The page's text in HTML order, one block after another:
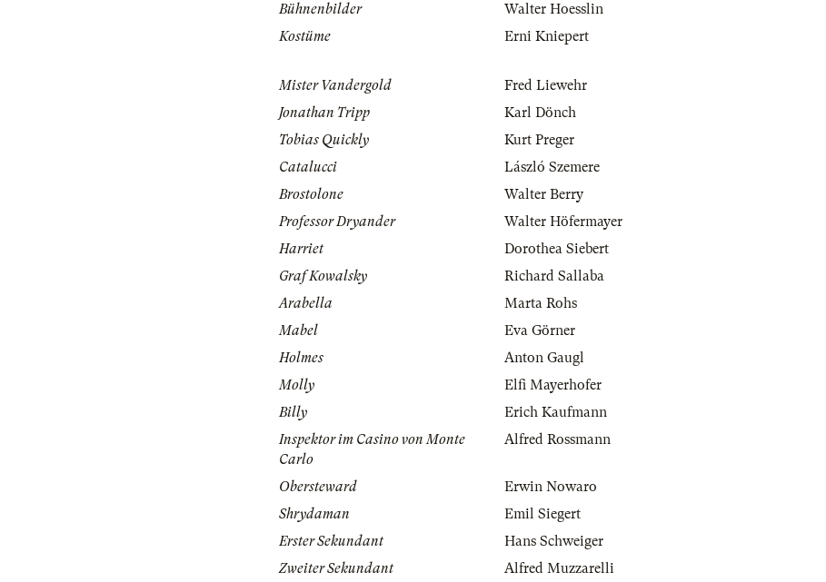
Bühnenbilder
Walter Hoesslin
Kostüme
Erni Kniepert
Mister Vandergold
Fred Liewehr
Jonathan Tripp
Karl Dönch
Tobias Quickly
Kurt Preger
Catalucci
László Szemere
Brostolone
Walter Berry
Professor Dryander
Walter Höfermayer
Harriet
Dorothea Siebert
Graf Kowalsky
Richard Sallaba
Arabella
Marta Rohs
Mabel
Eva Görner
Holmes
Anton Gaugl
Molly
Elfi Mayerhofer
Billy
Erich Kaufmann
Inspektor im Casino von Monte
Carlo
Alfred Rossmann
Obersteward
Erwin Nowaro
Shrydaman
Emil Siegert
Erster Sekundant
Hans Schweiger
Zweiter Sekundant
Alfred Muzzarelli